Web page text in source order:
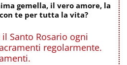
gemella, il vero amore, la
te per tutta la vita?
il Santo Rosario ogni
regolarmente.